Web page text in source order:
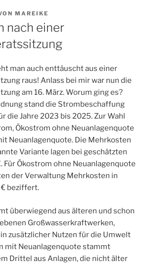
MAREIKE
nach einer
man auch enttäuscht aus einer
raus! Anlass bei mir war nun die
am 16. März. Worum ging es?
stand die Strombeschaffung
die Jahre 2023 bis 2025. Zur Wahl
Ökostrom ohne Neuanlagenquote
Neuanlagenquote. Die Mehrkosten
Variante lagen bei geschätzten
Für Ökostrom ohne Neuanlagenquote
der Verwaltung Mehrkosten in
€ beziffert.
überwiegend aus älteren und schon
Großwasserkraftwerken,
zusätzlicher Nutzen für die Umwelt
mit Neuanlagenquote stammt
Drittel aus Anlagen, die nicht älter